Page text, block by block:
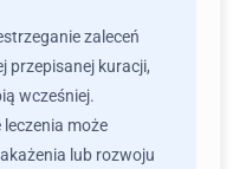
zaleceń
przepisanej kuracji,
wcześniej.
może
lub rozwoju